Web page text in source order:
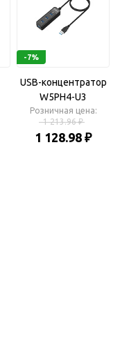
-7%
USB-концентратор
W5PH4-U3
Розничная цена:
1 213.96 ₽
1 128.98 ₽